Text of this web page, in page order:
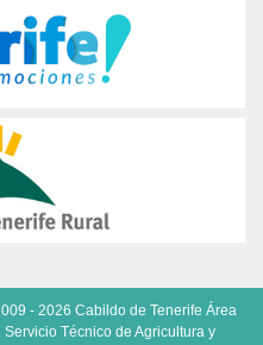
- 2026 Cabildo de Tenerife Área
Técnico de Agricultura y